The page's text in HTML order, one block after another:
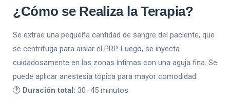
¿Cómo se Realiza la Terapia?
Se extrae una pequeña cantidad de sangre del paciente, que
se centrifuga para aislar el PRP. Luego, se inyecta
cuidadosamente en las zonas íntimas con una aguja fina. Se
puede aplicar anestesia tópica para mayor comodidad.
🕐 Duración total: 30–45 minutos